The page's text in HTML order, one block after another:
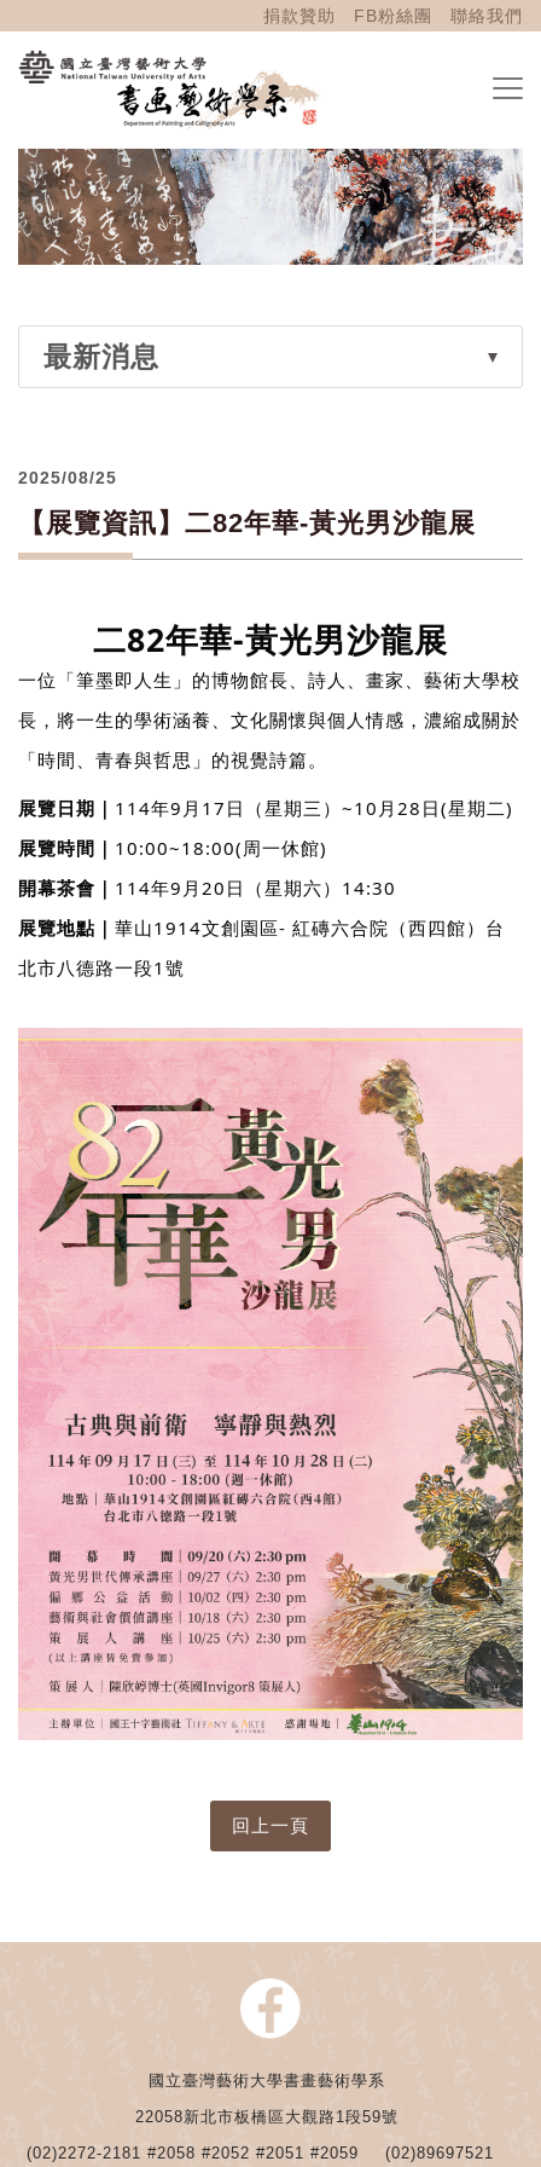
捐款贊助 FB粉絲團 聯絡我們
最新消息
2025/08/25
【展覽資訊】二82年華-黃光男沙龍展
二82年華-黃光男沙龍展
一位「筆墨即人生」的博物館長、詩人、畫家、藝術大學校
長，將一生的學術涵養、文化關懷與個人情感，濃縮成關於
「時間、青春與哲思」的視覺詩篇。
展覽日期｜ 114年9月17日（星期三）~10月28日(星期二)
展覽時間｜ 10:00~18:00(周一休館)
開幕茶會｜ 114年9月20日（星期六）14:30
展覽地點｜ 華山1914文創園區- 紅磚六合院（西四館）台
北市八德路一段1號
國立臺灣藝術大學書畫藝術學系
22058新北市板橋區大觀路1段59號
(02)2272-2181 #2058 #2052 #2051 #2059 (02)89697521